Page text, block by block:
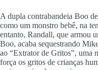
A dupla contrabandeia Boo
como um monstro bebê, na
entanto, Randall, que armou
Boo, acaba sequestrando
ao “Extrator de Gritos”, uma
força os gritos de crianças